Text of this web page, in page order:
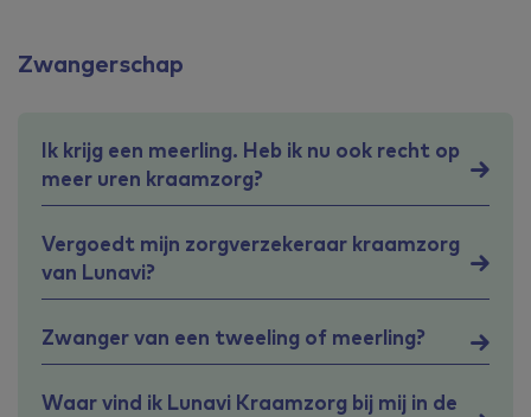
Zwangerschap
Ik krijg een meerling. Heb ik nu ook recht op
meer uren kraamzorg?
Vergoedt mijn zorgverzekeraar kraamzorg
van Lunavi?
Zwanger van een tweeling of meerling?
Waar vind ik Lunavi Kraamzorg bij mij in de